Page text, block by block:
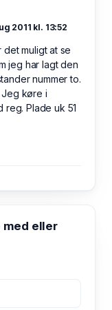
2011 kl. 13:52
det muligt at se
jeg har lagt den
nummer to.
Jeg køre i
reg. Plade uk 51
eller